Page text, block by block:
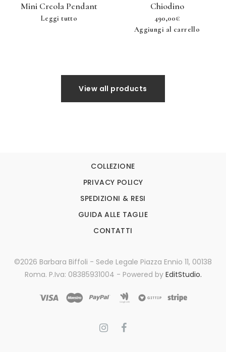
Mini Creola Pendant
Leggi tutto
Chiodino
490,00€
Aggiungi al carrello
View all products
COLLEZIONE
PRIVACY POLICY
SPEDIZIONI & RESI
GUIDA ALLE TAGLIE
CONTATTI
©2026 Barbara Biffoli - Sede Legale Piazza Ennio 11, 00138
Roma. P.Iva: 08385931004 - Powered by EditStudio.